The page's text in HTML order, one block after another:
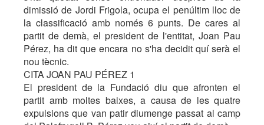
dimissió de Jordi Frigola, ocupa el penúltim lloc de
la classificació amb només 6 punts. De cares al
partit de demà, el president de l'entitat, Joan Pau
Pérez, ha dit que encara no s'ha decidit quí serà el
nou tècnic.
CITA JOAN PAU PÉREZ 1
El president de la Fundació diu que afronten el
partit amb moltes baixes, a causa de les quatre
expulsions que van patir diumenge passat al camp